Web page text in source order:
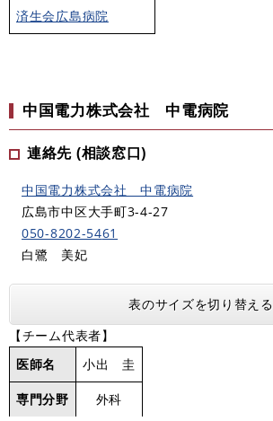
済生会広島病院
中国電力株式会社 中電病院
連絡先 (相談窓口)
中国電力株式会社 中電病院
広島市中区大手町3-4-27
050-8202-5461
白鷺 美妃
表のサイズを切り替える
【チーム代表者】
医師名
小出 圭
専門分野 外科